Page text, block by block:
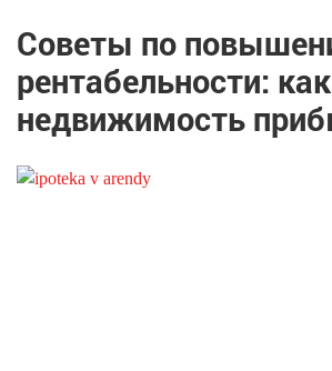
Советы по
рентабельности:
недвижимость